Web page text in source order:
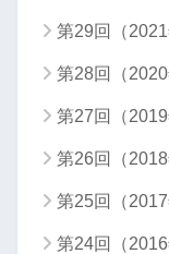
第29回（2021
第28回（2020
第27回（2019
第26回（2018
第25回（2017
第24回（2016